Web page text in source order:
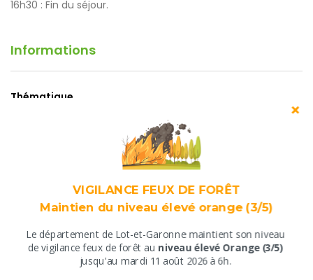
16h30 : Fin du séjour.
Informations
Thématique
Dates de validité
Nombre de personnes
VIGILANCE FEUX DE FORÊT
Maintien du niveau élevé orange (3/5)
Le département de Lot-et-Garonne maintient son niveau
​de vigilance feux de forêt au niveau élevé Orange (3/5)
jusqu'au mardi 11 août 2026 à 6h.